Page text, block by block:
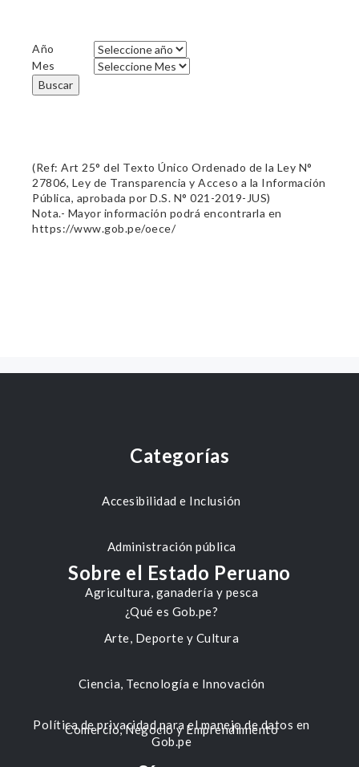
Año
Mes
Buscar
(Ref: Art 25° del Texto Único Ordenado de la Ley N°
27806, Ley de Transparencia y Acceso a la Información
Pública, aprobada por D.S. N° 021-2019-JUS)
Nota.- Mayor información podrá encontrarla en
https://www.gob.pe/oece/
Categorías
Accesibilidad e Inclusión
Administración pública
Agricultura, ganadería y pesca
Arte, Deporte y Cultura
Ciencia, Tecnología e Innovación
Comercio, Negocio y Emprendimiento
Sobre el Estado Peruano
¿Qué es Gob.pe?
Política de privacidad para el manejo de datos en
Gob.pe